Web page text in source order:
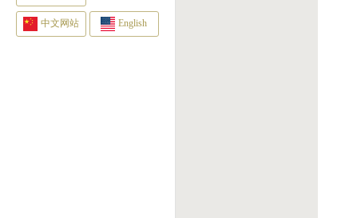
中文网站 English